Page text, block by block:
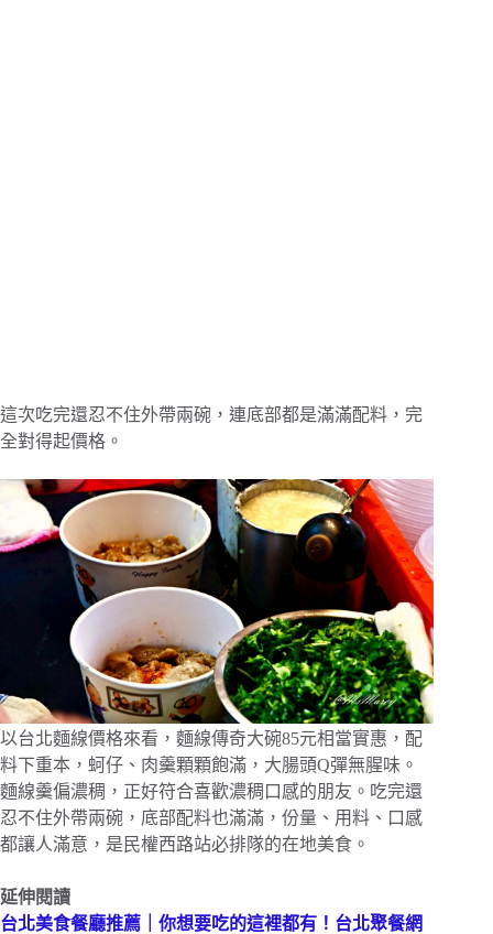
這次吃完還忍不住外帶兩碗，連底部都是滿滿配料，完
全對得起價格。
以台北麵線價格來看，麵線傳奇大碗85元相當實惠，配
料下重本，蚵仔、肉羹顆顆飽滿，大腸頭Q彈無腥味。
麵線羹偏濃稠，正好符合喜歡濃稠口感的朋友。吃完還
忍不住外帶兩碗，底部配料也滿滿，份量、用料、口感
都讓人滿意，是民權西路站必排隊的在地美食。
延伸閱讀
台北美食餐廳推薦｜你想要吃的這裡都有！台北聚餐網